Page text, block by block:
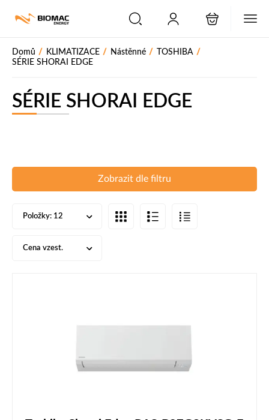
Domů / KLIMATIZACE / Nástěnné / TOSHIBA /
SÉRIE SHORAI EDGE
SÉRIE SHORAI EDGE
Zobrazit dle filtru
Položky: 12
Cena vzest.